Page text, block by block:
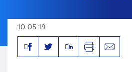
10.05.19
FacebookTwitterLinkedinImprimerEnvoyer